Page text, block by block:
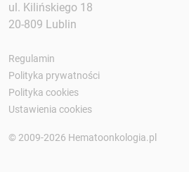
ul. Kilińskiego 18
20-809 Lublin
Regulamin
Polityka prywatności
Polityka cookies
Ustawienia cookies
© 2009-2026 Hematoonkologia.pl